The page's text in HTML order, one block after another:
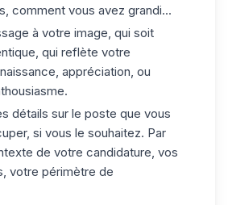
comment vous avez grandi...
à votre image, qui soit
qui reflète votre
appréciation, ou
détails sur le poste que vous
si vous le souhaitez. Par
de votre candidature, vos
votre périmètre de